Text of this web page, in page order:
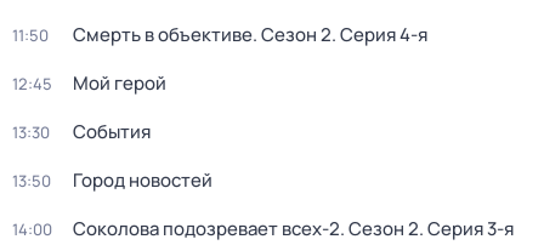
11:50 Смерть в объективе. Сезон 2. Серия 4-я
12:45 Мой герой
13:30 События
13:50 Город новостей
14:00 Соколова подозревает всех-2. Сезон 2. Серия 3-я